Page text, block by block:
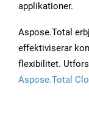
applikationer.
Aspose.Total
effektiviserar
flexibilitet.
Aspose.Total